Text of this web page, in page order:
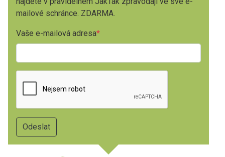
mailové schránce. ZDARMA.
Vaše e-mailová adresa